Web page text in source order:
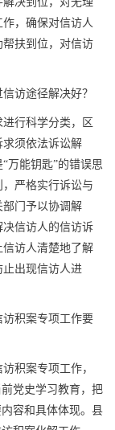
，确保对信访人
扶到位，对信访
访途径解决好？
行科学分类，区
须依法诉讼解
万能钥匙”的错误思
严格实行诉讼与
门予以协调解
信访人的信访诉
访人清楚地了解
出现信访人进
积案专项工作要
积案专项工作，
党史学习教育，把
容和具体体现。县